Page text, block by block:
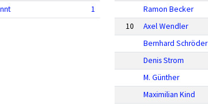
1
Ramon Becker
10
Axel Wendler
Bernhard Schröder
Denis Strom
M. Günther
Maximilian Kind